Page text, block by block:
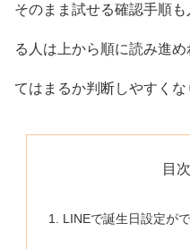
そのまま試せる確認手順
る人は上から順に読み進
てはまるか判断しやすくな
目次
LINEで誕生日設定が